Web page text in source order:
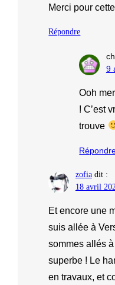
Merci pour
Répondre
9
Ooh
! C’est
trouve
zofia dit :
18 avril
Et encore une
suis allée à
sommes allés
superbe ! Le
en travaux, et